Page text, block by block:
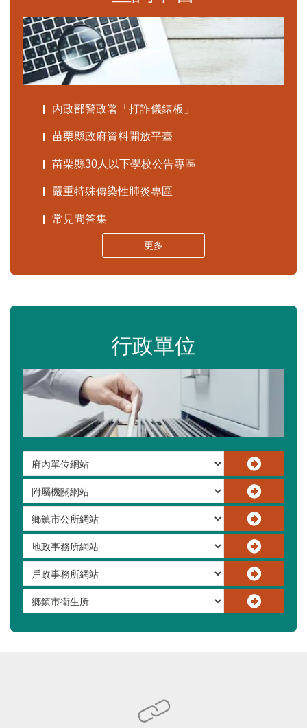
內政部警政署「打詐儀錶板」
苗栗縣政府資料開放平臺
苗栗縣30人以下學校公告專區
嚴重特殊傳染性肺炎專區
常見問答集
更多
行政單位